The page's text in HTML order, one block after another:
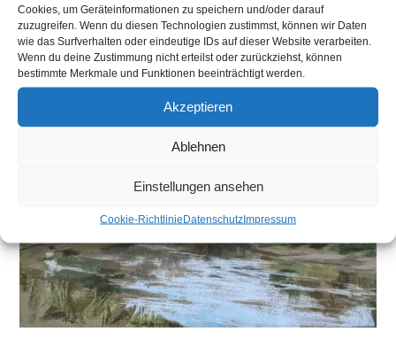
Cookies, um Geräteinformationen zu speichern und/oder darauf
zuzugreifen. Wenn du diesen Technologien zustimmst, können wir Daten
wie das Surfverhalten oder eindeutige IDs auf dieser Website verarbeiten.
Wenn du deine Zustimmung nicht erteilst oder zurückziehst, können
bestimmte Merkmale und Funktionen beeinträchtigt werden.
Akzeptieren
Ablehnen
Einstellungen ansehen
Cookie-RichtlinieDatenschutzImpressum